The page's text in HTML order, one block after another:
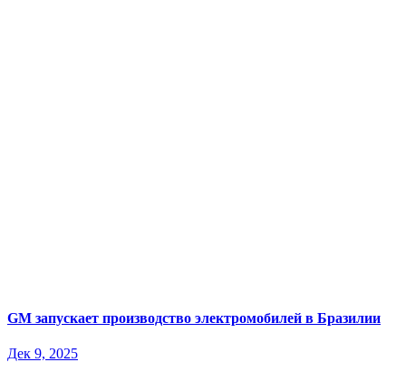
GM запускает производство электромобилей в Бразилии
Дек 9, 2025